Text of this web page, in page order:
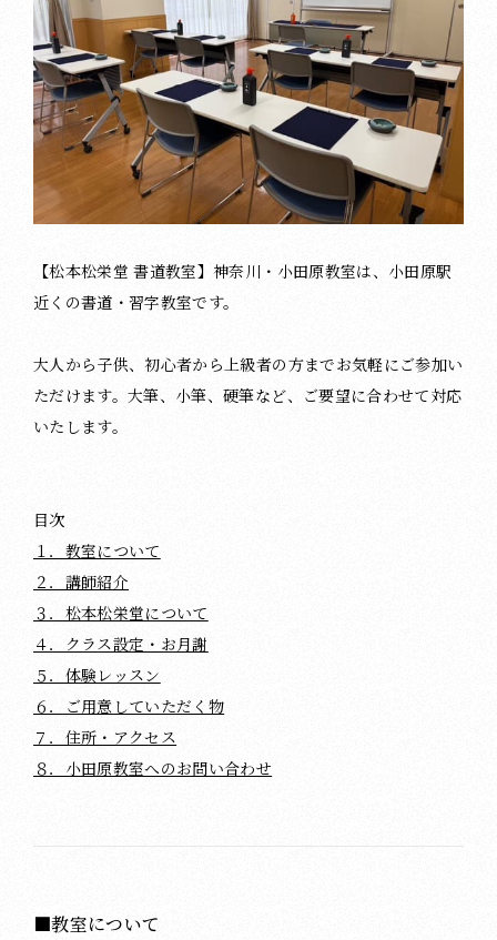
【松本松栄堂 書道教室】神奈川・小田原教室は、小田原駅
近くの書道・習字教室です。
大人から子供、初心者から上級者の方までお気軽にご参加い
ただけます。大筆、小筆、硬筆など、ご要望に合わせて対応
いたします。
目次
１．教室について
２．講師紹介
３．松本松栄堂について
４．クラス設定・お月謝
５．体験レッスン
６．ご用意していただく物
７．住所・アクセス
８．小田原教室へのお問い合わせ
■教室について